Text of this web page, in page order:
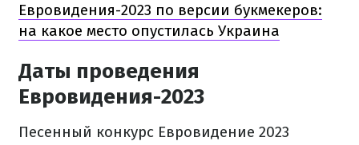
Евровидения-2023 по версии букмекеров:
на какое место опустилась Украина
Даты проведения
Евровидения-2023
Песенный конкурс Евровидение 2023